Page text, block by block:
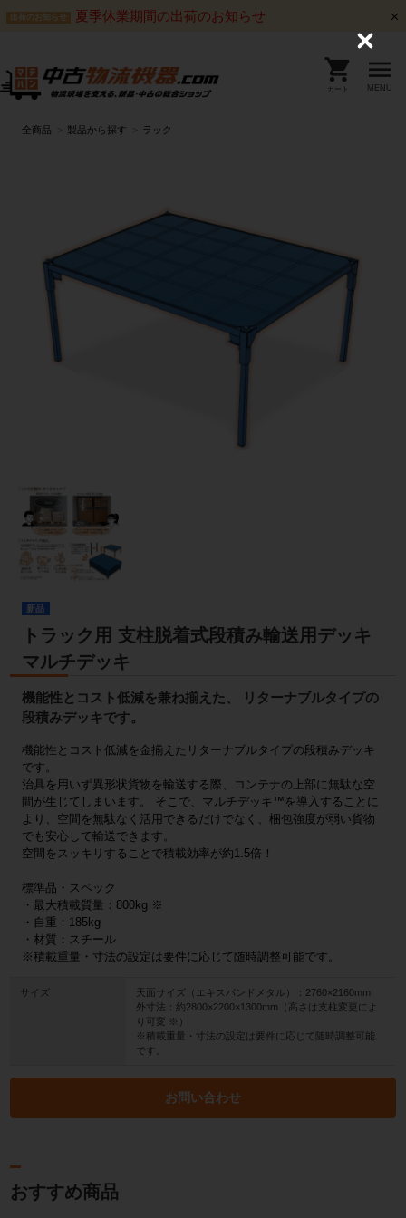
出荷のお知らせ 夏季休業期間の出荷のお知らせ
カート MENU
全商品 製品から探す ラック
新品
トラック用 支柱脱着式段積み輸送用デッキ
マルチデッキ
機能性とコスト低減を兼ね揃えた、 リターナブルタイプの
段積みデッキです。
機能性とコスト低減を金揃えたリターナブルタイプの段積みデッキ
です。
治具を用いず異形状貨物を輸送する際、コンテナの上部に無駄な空
間が生じてしまいます。 そこで、マルチデッキ™を導入することに
より、空間を無駄なく活用できるだけでなく、梱包強度が弱い貨物
でも安心して輸送できます。
空間をスッキリすることで積載効率が約1.5倍！
標準品・スペック
・最大積載質量：800kg ※
・自重：185kg
・材質：スチール
※積載重量・寸法の設定は要件に応じて随時調整可能です。
サイズ
天面サイズ（エキスパンドメタル）：2760×2160mm
外寸法：約2800×2200×1300mm（高さは支柱変更によ
り可変 ※）
※積載重量・寸法の設定は要件に応じて随時調整可能
です。
お問い合わせ
おすすめ商品
C
o
s